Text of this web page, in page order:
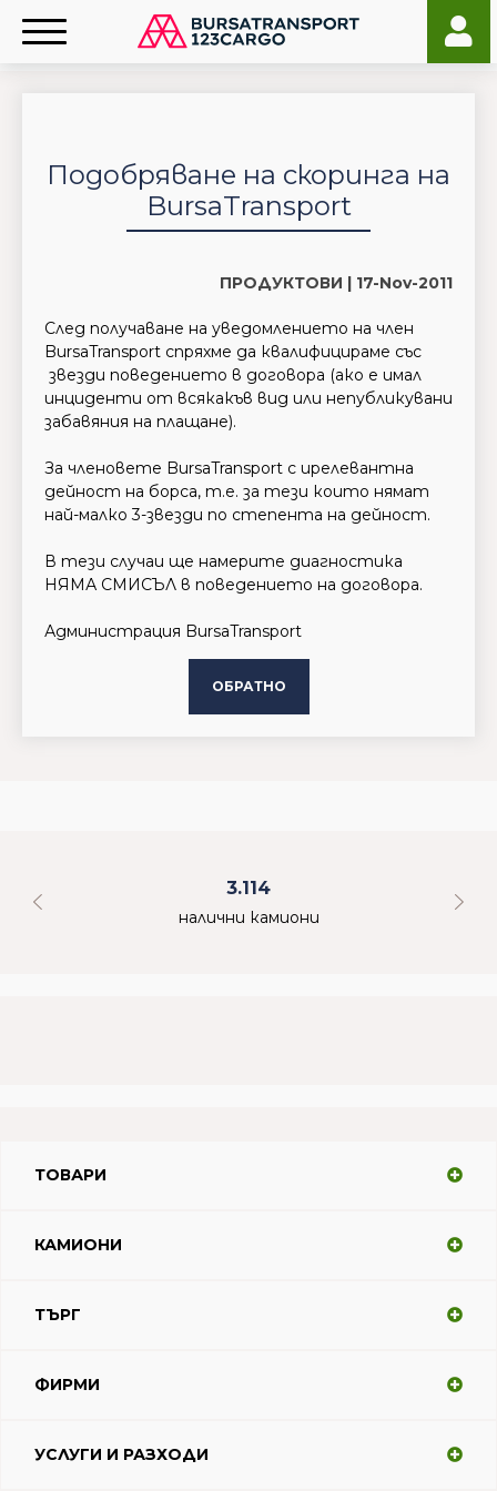
Подобряване на скоринга на
BursaTransport
ПРОДУКТОВИ | 17-Nov-2011
След получаване на уведомлението на член
BursaTransport спряхме да квалифицираме със
звезди поведението в договора (ако е имал
инциденти от всякакъв вид или непубликувани
забавяния на плащане).
За членовете BursaTransport с ирелевантна
дейност на борса, т.е. за тези които нямат
най-малко 3-звезди по степента на дейност.
В тези случаи ще намерите диагностика
НЯМА СМИСЪЛ в поведението на договора.
Администрация BursaTransport
ОБРАТНО
3.114
налични камиони
ТОВАРИ
КАМИОНИ
ТЪРГ
ФИРМИ
УСЛУГИ И РАЗХОДИ